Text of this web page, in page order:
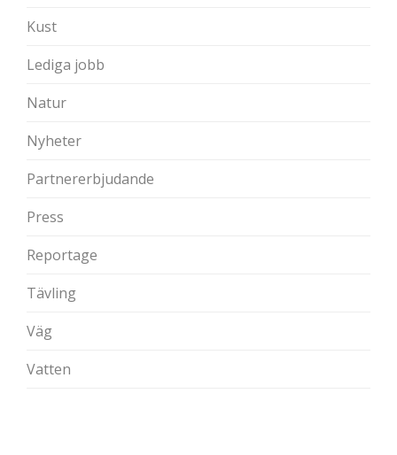
Kust
Lediga jobb
Natur
Nyheter
Partnererbjudande
Press
Reportage
Tävling
Väg
Vatten